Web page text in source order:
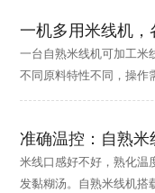
一机多用米线机
一台自熟米线机可加工米
不同原料特性不同，操作
情况，分享实用实操要点
准确温控：自熟
米线口感好不好，熟化温
发黏糊汤。自熟米线机搭